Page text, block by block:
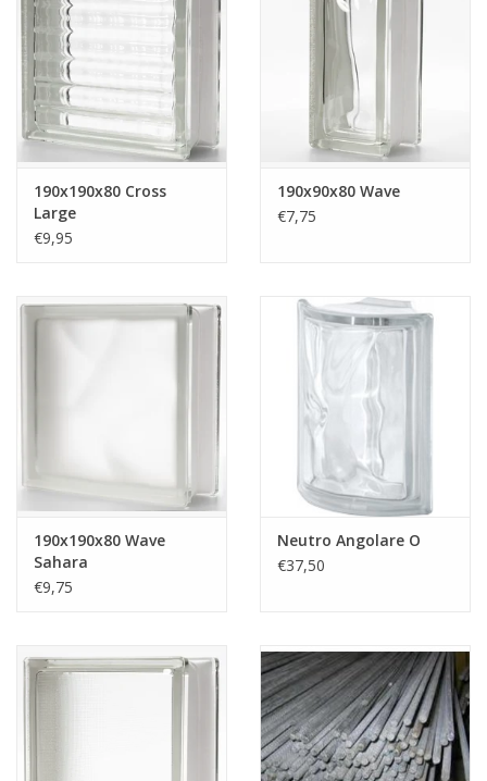
190x190x80 Cross
Large
€9,95
190x90x80 Wave
€7,75
190x190x80 Wave
Sahara
€9,75
Neutro Angolare O
€37,50